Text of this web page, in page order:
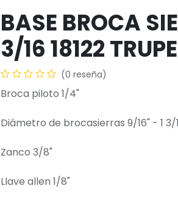
BASE BROCA
3/16 18122
(0 reseña)
Broca piloto 1/4"
Diámetro de brocasierras 9/16" - 1 3/
Zanco 3/8"
Llave allen 1/8"